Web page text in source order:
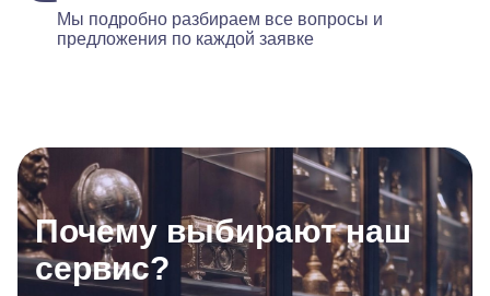
Мы подробно разбираем все вопросы и
предложения по каждой заявке
Почему выбирают наш
сервис?